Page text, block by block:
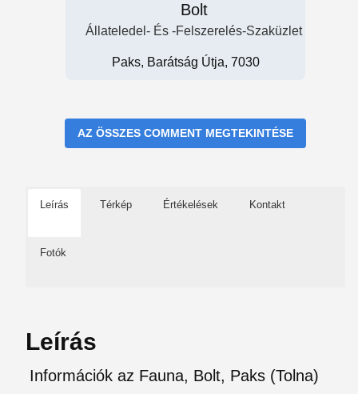
Bolt
Állateledel- És -felszerelés-Szaküzlet
Paks, Barátság Útja, 7030
AZ ÖSSZES COMMENT MEGTEKINTÉSE
Leírás Térkép Értékelések Kontakt
Fotók
Leírás
Információk az Fauna, Bolt, Paks (Tolna)